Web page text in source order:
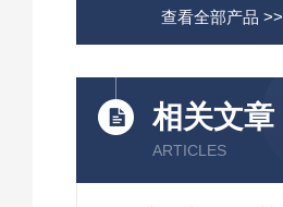
查看全部产品 >>
相关文章
ARTICLES